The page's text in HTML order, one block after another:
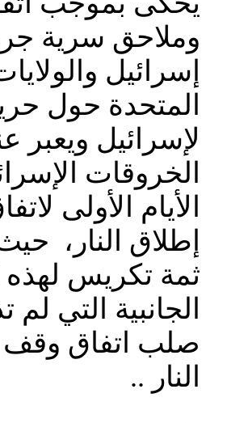
وملاحق سرية
إسرائيل
المتحدة حول
لإسرائيل ويعبر
الخروقات
الأيام الأولى
إطلاق النار،
ثمة تكريس لهذه
الجانبية التي لم
صلب اتفاق وقف
النار ..